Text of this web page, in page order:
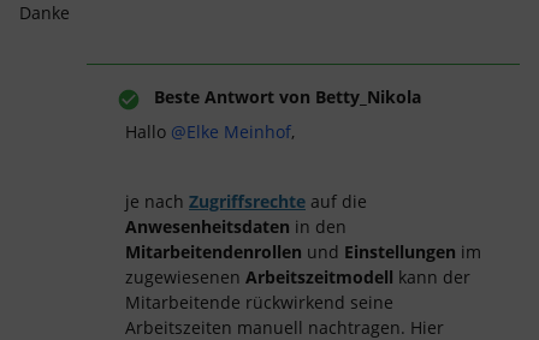
Danke
Beste Antwort von Betty_Nikola
Hallo @Elke Meinhof,
je nach Zugriffsrechte auf die
Anwesenheitsdaten in den
Mitarbeitendenrollen und Einstellungen im
zugewiesenen Arbeitszeitmodell kann der
Mitarbeitende rückwirkend seine
Arbeitszeiten manuell nachtragen. Hier